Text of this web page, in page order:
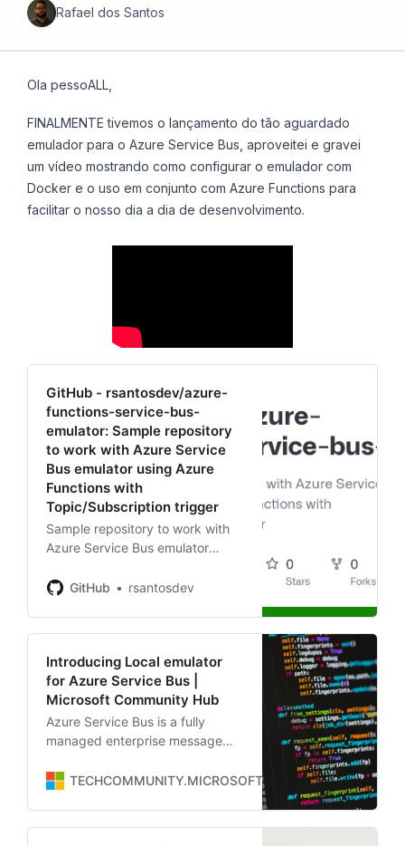
Rafael dos Santos
Ola pessoALL,
FINALMENTE tivemos o lançamento do tão aguardado
emulador para o Azure Service Bus, aproveitei e gravei
um vídeo mostrando como configurar o emulador com
Docker e o uso em conjunto com Azure Functions para
facilitar o nosso dia a dia de desenvolvimento.
GitHub - rsantosdev/azure-
functions-service-bus-
emulator: Sample repository
to work with Azure Service
Bus emulator using Azure
Functions with
Topic/Subscription trigger
Sample repository to work with
Azure Service Bus emulator
Topic/Subscription trigger -
GitHub rsantosdev
Introducing Local emulator
for Azure Service Bus |
Microsoft Community Hub
Azure Service Bus is a fully
managed enterprise message
publish-subscribe topics. It
TECHCOMMUNITY.MICROSOFT.COM